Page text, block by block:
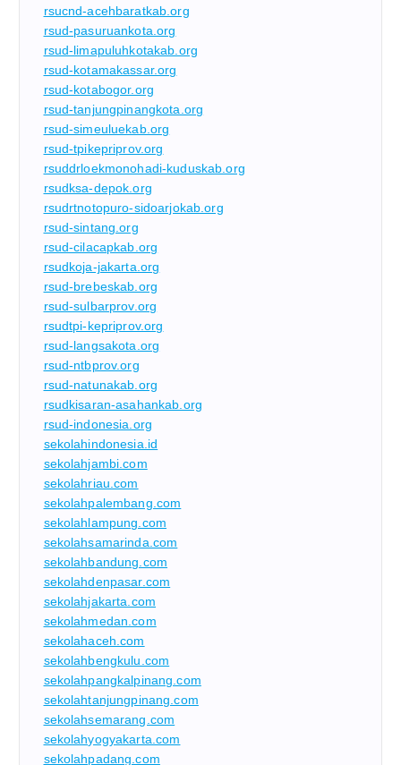
rsucnd-acehbaratkab.org
rsud-pasuruankota.org
rsud-limapuluhkotakab.org
rsud-kotamakassar.org
rsud-kotabogor.org
rsud-tanjungpinangkota.org
rsud-simeuluekab.org
rsud-tpikepriprov.org
rsuddrloekmonohadi-kuduskab.org
rsudksa-depok.org
rsudrtnotopuro-sidoarjokab.org
rsud-sintang.org
rsud-cilacapkab.org
rsudkoja-jakarta.org
rsud-brebeskab.org
rsud-sulbarprov.org
rsudtpi-kepriprov.org
rsud-langsakota.org
rsud-ntbprov.org
rsud-natunakab.org
rsudkisaran-asahankab.org
rsud-indonesia.org
sekolahindonesia.id
sekolahjambi.com
sekolahriau.com
sekolahpalembang.com
sekolahlampung.com
sekolahsamarinda.com
sekolahbandung.com
sekolahdenpasar.com
sekolahjakarta.com
sekolahmedan.com
sekolahaceh.com
sekolahbengkulu.com
sekolahpangkalpinang.com
sekolahtanjungpinang.com
sekolahsemarang.com
sekolahyogyakarta.com
sekolahpadang.com